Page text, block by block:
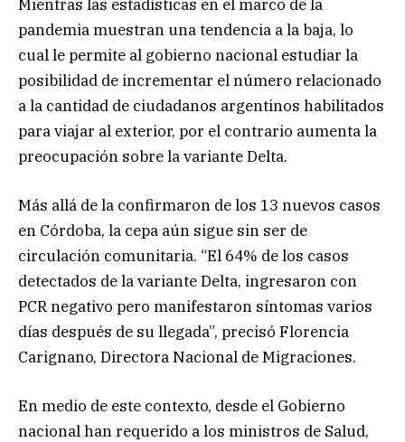
Mientras las estadísticas en el marco de la
pandemia muestran una tendencia a la baja, lo
cual le permite al gobierno nacional estudiar la
posibilidad de incrementar el número relacionado
a la cantidad de ciudadanos argentinos habilitados
para viajar al exterior, por el contrario aumenta la
preocupación sobre la variante Delta.
Más allá de la confirmaron de los 13 nuevos casos
en Córdoba, la cepa aún sigue sin ser de
circulación comunitaria. “El 64% de los casos
detectados de la variante Delta, ingresaron con
PCR negativo pero manifestaron síntomas varios
días después de su llegada”, precisó Florencia
Carignano, Directora Nacional de Migraciones.
En medio de este contexto, desde el Gobierno
nacional han requerido a los ministros de Salud,